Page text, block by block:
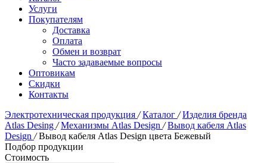
Услуги
Покупателям
Доставка
Оплата
Обмен и возврат
Часто задаваемые вопросы
Оптовикам
Скидки
Контакты
Электротехническая продукция / Каталог / Изделия бренда
Atlas Desing / Механизмы Atlas Design / Вывод кабеля Atlas
Design / Вывод кабеля Atlas Design цвета Бежевый
Подбор продукции
Стоимость